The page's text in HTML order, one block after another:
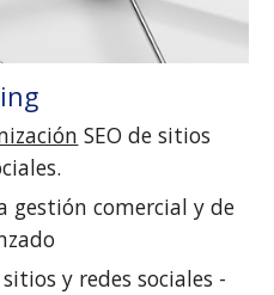
SEO de sitios
gestión comercial y de